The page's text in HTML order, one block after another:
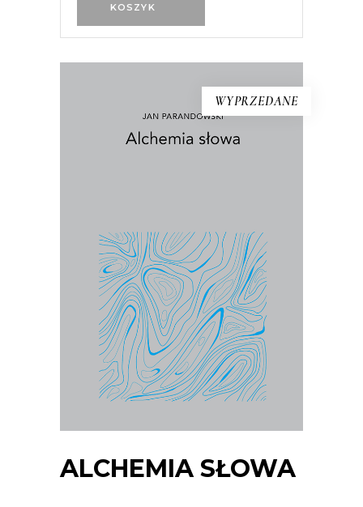
KOSZYK
WYPRZEDANE
ALCHEMIA SŁOWA